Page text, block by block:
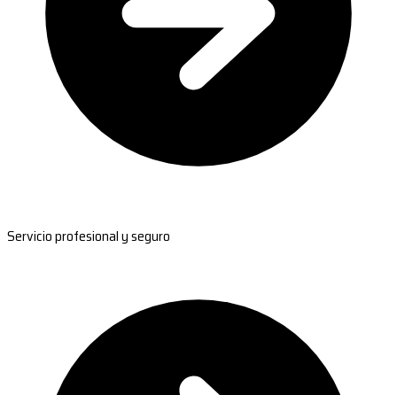
Servicio profesional y seguro